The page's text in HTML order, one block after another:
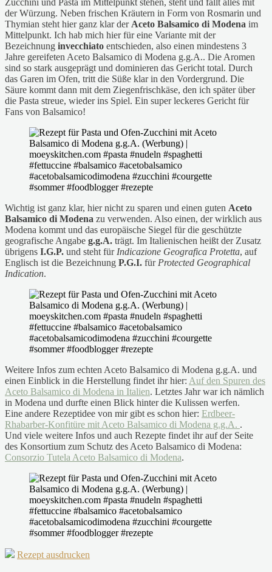
Zucchini und Pasta im Mittelpunkt stehen, steht und fällt alles mit
der Würzung. Neben frischen Kräutern in Form von Rosmarin und
Thymian steht hier ganz klar derAceto Balsamico di Modena im
Mittelpunkt. Ich hab mich hier für eine Variante mit der
Bezeichnung invecchiato entschieden, also einen mindestens 3
Jahre gereifeten Aceto Balsamico di Modena g.g.A.. Die Aromen
sind so stark ausgeprägt und dominieren das Gericht total. Durch
das Garen im Ofen, tritt die Süße klar in den Vordergrund. Die
Säure kommt dann mit dem Ziegenfrischkäse, den ich später über
die Pasta streue, wieder ins Spiel. Ein super leckeres Gericht für
Fans von Balsamico!
Wichtig ist ganz klar, hier nicht zu sparen und einen guten Aceto
Balsamico di Modena zu verwenden. Also einen, der wirklich aus
Modena kommt und das europäische Siegel für die geschützte
geografische Angabe g.g.A. trägt. Im Italienischen heißt der Zusatz
übrigens I.G.P. und steht fürIndicazione Geografica Protetta, auf
Englisch ist die Bezeichnung P.G.I. fürProtected Geographical
Indication.
Weitere Infos zum echten Aceto Balsamico di Modena g.g.A. und
einen Einblick in die Herstellung findet ihr hier: Auf den Spuren des
Aceto Balsamico di Modena in Italien. Letztes Jahr war ich nämlich
in Modena und durfte einen Blick hinter die Kulissen werfen.
Eine andere Rezeptidee von mir gibt es schon hier: Erdbeer-
Rhabarber-Konfitüre mit Aceto Balsamico di Modena g.g.A. .
Und viele weitere Infos und auch Rezepte findet ihr auf der Seite
des Konsortium zum Schutz des Aceto Balsamico di Modena:
Consorzio Tutela Aceto Balsamico di Modena.
Rezept ausdrucken